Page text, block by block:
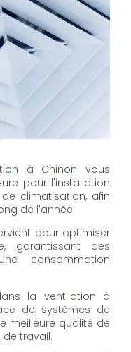
à Chinon vous
pour l'installation
climatisation, afin
de l'année.
pour optimiser
garantissant des
consommation
la ventilation à
de systèmes de
meilleure qualité de
travail.